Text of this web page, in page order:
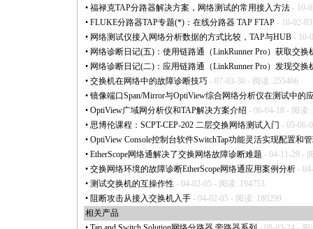
• 福禄克TAP分路器解决方案，网络测试的常用接入方法 - 10-
• FLUKE分路器TAP专题(*)：在线分路器 TAP FTAP - 10-02-
• 网络测试仪接入网络分析数据的方式比较，TAP与HUB - 10-
• 网络诊断日记(五)：使用链路通（LinkRunner Pro）获取交换
• 网络诊断日记(二)：应用链路通（LinkRunner Pro）发现交换
• 交换机在网络中的故障诊断技巧 - 07-03-30 - 阅读: 255466
• 镜像端口Span/Mirror与OptiView综合网络分析仪在测试中的
• OptiView广域网分析仪和TAP解决方案介绍 - 06-04-18 - 阅读:
• 思博伦课程：SCPT-CEP-202 二层交换网络测试入门 - 05-06-
• OptiView Console控制台软件SwitchTap功能灵活实现配置和
• EtherScope网络通解决了交换网络故障诊断难题 - 04-11-29 -
• 交换网络环境的故障诊断EtherScope网络通应用案例分析 -
• 测试交换机的互操作性 - 04-02-05 - 阅读: 194753
• 阻断攻击从接入交换机入手 - 04-02-05 - 阅读: 180299
相关产品